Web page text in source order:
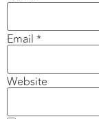
Email *
Website